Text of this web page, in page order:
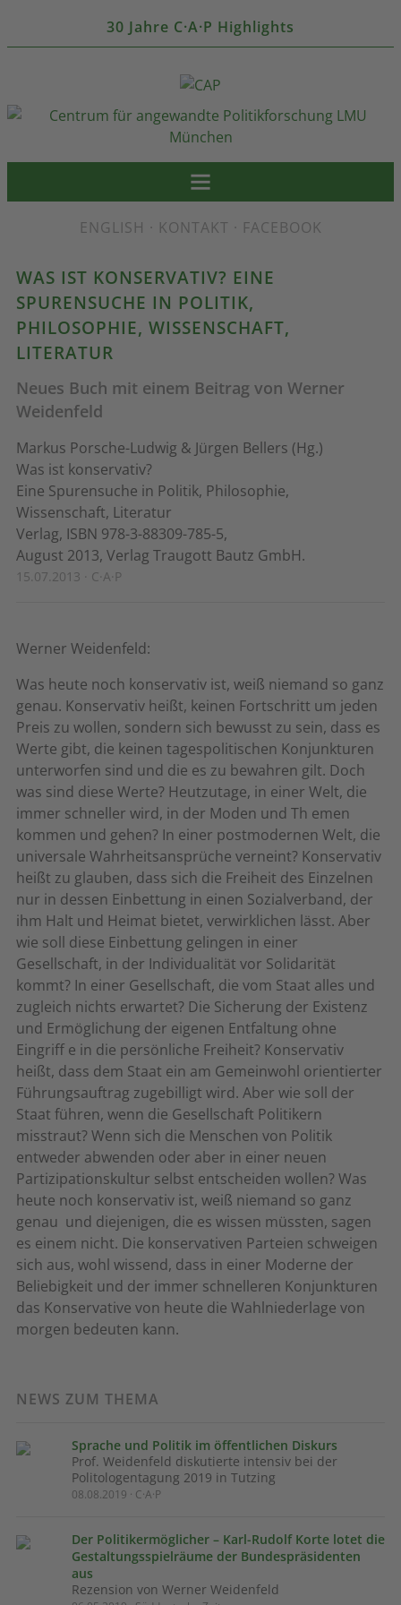
30 Jahre C·A·P Highlights
ENGLISH · KONTAKT · FACEBOOK
WAS IST KONSERVATIV? EINE
SPURENSUCHE IN POLITIK,
PHILOSOPHIE, WISSENSCHAFT,
LITERATUR
Neues Buch mit einem Beitrag von Werner
Weidenfeld
Markus Porsche-Ludwig & Jürgen Bellers (Hg.)
Was ist konservativ?
Eine Spurensuche in Politik, Philosophie,
Wissenschaft, Literatur
Verlag, ISBN 978-3-88309-785-5,
August 2013, Verlag Traugott Bautz GmbH.
15.07.2013 · C·A·P
Werner Weidenfeld:
Was heute noch konservativ ist, weiß niemand so ganz
genau. Konservativ heißt, keinen Fortschritt um jeden
Preis zu wollen, sondern sich bewusst zu sein, dass es
Werte gibt, die keinen tagespolitischen Konjunkturen
unterworfen sind und die es zu bewahren gilt. Doch
was sind diese Werte? Heutzutage, in einer Welt, die
immer schneller wird, in der Moden und Th emen
kommen und gehen? In einer postmodernen Welt, die
universale Wahrheitsansprüche verneint? Konservativ
heißt zu glauben, dass sich die Freiheit des Einzelnen
nur in dessen Einbettung in einen Sozialverband, der
ihm Halt und Heimat bietet, verwirklichen lässt. Aber
wie soll diese Einbettung gelingen in einer
Gesellschaft, in der Individualität vor Solidarität
kommt? In einer Gesellschaft, die vom Staat alles und
zugleich nichts erwartet? Die Sicherung der Existenz
und Ermöglichung der eigenen Entfaltung ohne
Eingriff e in die persönliche Freiheit? Konservativ
heißt, dass dem Staat ein am Gemeinwohl orientierter
Führungsauftrag zugebilligt wird. Aber wie soll der
Staat führen, wenn die Gesellschaft Politikern
misstraut? Wenn sich die Menschen von Politik
entweder abwenden oder aber in einer neuen
Partizipationskultur selbst entscheiden wollen? Was
heute noch konservativ ist, weiß niemand so ganz
genau  und diejenigen, die es wissen müssten, sagen
es einem nicht. Die konservativen Parteien schweigen
sich aus, wohl wissend, dass in einer Moderne der
Beliebigkeit und der immer schnelleren Konjunkturen
das Konservative von heute die Wahlniederlage von
morgen bedeuten kann.
NEWS ZUM THEMA
Sprache und Politik im öffentlichen Diskurs
Prof. Weidenfeld diskutierte intensiv bei der
Politologentagung 2019 in Tutzing
08.08.2019 · C·A·P
Der Politikermöglicher – Karl-Rudolf Korte lotet die
Gestaltungsspielräume der Bundespräsidenten
aus
Rezension von Werner Weidenfeld